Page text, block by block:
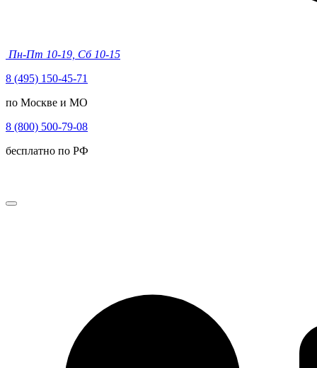
Пн-Пт 10-19, Сб 10-15
8 (495) 150-45-71
по Москве и МО
8 (800) 500-79-08
бесплатно по РФ